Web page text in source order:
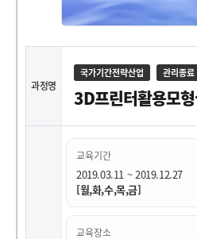
과정명
국가기간전략산업 관리종료
3D프린터활용모
교육기간
2019.03.11 ~ 2019.12.27
[월,화,수,목,금]
교육장소